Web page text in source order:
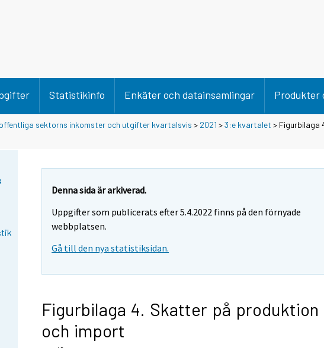
Statistikinfo Enkäter och datainsamlingar Produkter
offentliga sektorns inkomster och utgifter kvartalsvis > 2021 >3:e kvartalet > Figurbilaga
Denna sida är arkiverad.
Uppgifter som publicerats efter 5.4.2022 finns på den förnyade
webbplatsen.
Gå till den nya statistiksidan.
Figurbilaga 4. Skatter på produktion
och import